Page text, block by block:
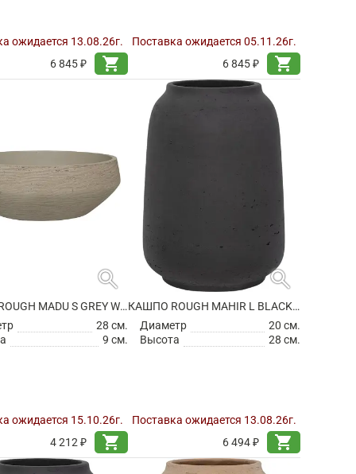
ожидается 13.08.26г.
6 845 ₽
shopping_cart
Поставка ожидается 05.11.26г.
6 845 ₽
shopping_cart
search
КАШПО ROUGH MADU S GREY WASHED
28 см.
9 см.
ожидается 15.10.26г.
4 212 ₽
shopping_cart
search
КАШПО ROUGH MAHIR L BLACK WASHED
Диаметр
20 см.
Высота
28 см.
Поставка ожидается 13.08.26г.
6 494 ₽
shopping_cart